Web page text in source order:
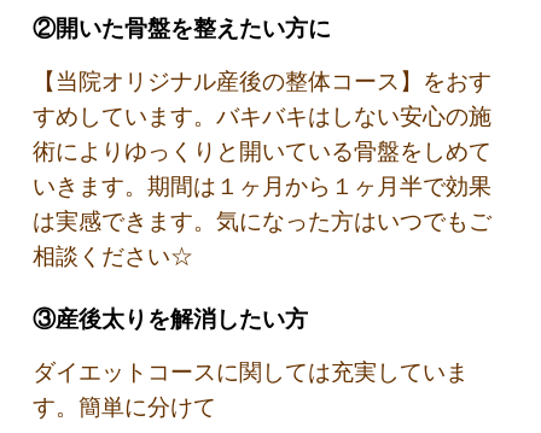
②開いた骨盤を整えたい方に
【当院オリジナル産後の整体コース】をおす
すめしています。バキバキはしない安心の施
術によりゆっくりと開いている骨盤をしめて
いきます。期間は１ヶ月から１ヶ月半で効果
は実感できます。気になった方はいつでもご
相談ください☆
③産後太りを解消したい方
ダイエットコースに関しては充実していま
す。簡単に分けて